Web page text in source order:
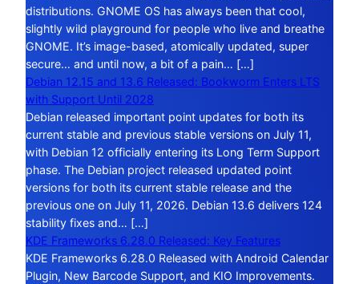
distributions. GNOME OS has always been that cool,
slightly wild playground for people who live and breathe
GNOME. It’s image-based, atomically updated, super
secure… and until now, a bit of a pain… […]
Debian 12.15 and 13.6 Released: Bookworm Enters LTS
with Support Until 2028
Debian released important point updates for both its
current stable and previous stable versions on July 11,
with Debian 12 officially entering its Long Term Support
phase. The Debian project released updated point
versions for both its current stable release and the
previous one on July 11, 2026. Debian 13.6 delivers 124
stability fixes and… […]
KDE Frameworks 6.28.0 Released: Key Features
KDE Frameworks 6.28.0 Released with Android Calendar
Plugin, New Barcode Support, and KIO Improvements.